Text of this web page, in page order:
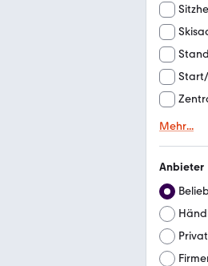
Mehr...
Anbieter